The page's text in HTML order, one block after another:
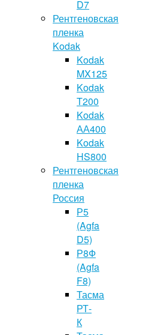
D7
Рентгеновская
пленка
Kodak
Kodak
MX125
Kodak
T200
Kodak
АА400
Kodak
HS800
Рентгеновская
пленка
Россия
Р5
(Agfa
D5)
Р8Ф
(Agfa
F8)
Тасма
РТ-
К